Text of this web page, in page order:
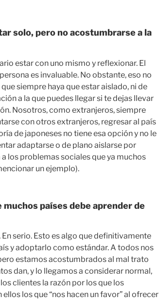
solo, pero no acostumbrarse a la
estar con uno mismo y reflexionar. El
es invaluable. No obstante, eso no
siempre haya que estar aislado, ni de
a la que puedes llegar si te dejas llevar
Nosotros, como extranjeros, siempre
con otros extranjeros, regresar al país
de japoneses no tiene esa opción y no le
adaptarse o de plano aislarse por
los problemas sociales que ya muchos
un ejemplo).
países debe aprender de
En serio. Esto es algo que definitivamente
y adoptarlo como estándar. A todos nos
estamos acostumbrados al mal trato
dan, y lo llegamos a considerar normal,
clientes la razón por los que los
los que “nos hacen un favor” al ofrecer